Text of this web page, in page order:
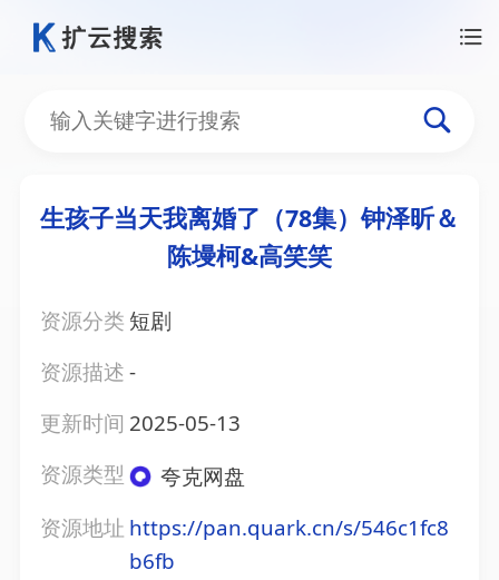
生孩子当天我离婚了（78集）钟泽昕＆
陈墁柯&高笑笑
资源分类 短剧
资源描述-
更新时间 2025-05-13
资源类型
夸克网盘
资源地址 https://pan.quark.cn/s/546c1fc8
b6fb